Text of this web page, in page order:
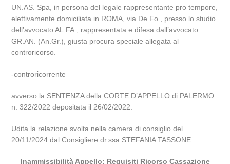
UN.AS. Spa, in persona del legale rappresentante pro tempore,
elettivamente domiciliata in ROMA, via De.Fo., presso lo studio
dell’avvocato AL.FA., rappresentata e difesa dall’avvocato
GR.AN. (An.Gr.), giusta procura speciale allegata al
controricorso.
-controricorrente –
avverso la SENTENZA della CORTE D’APPELLO di PALERMO
n. 322/2022 depositata il 26/02/2022.
Udita la relazione svolta nella camera di consiglio del
20/11/2024 dal Consigliere dr.ssa STEFANIA TASSONE.
Inammissibilità Appello: Requisiti Ricorso Cassazione